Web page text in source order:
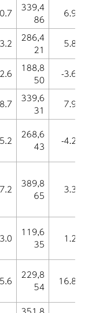
339,4
86
6.9
3.2
286,4
21
5.8
2.6
188,8
50
-3.6
8.7
339,6
31
7.9
268,6
43
-4.2
7.2
389,8
65
3.3
3.0
119,6
35
1.2
229,8
54
16.8